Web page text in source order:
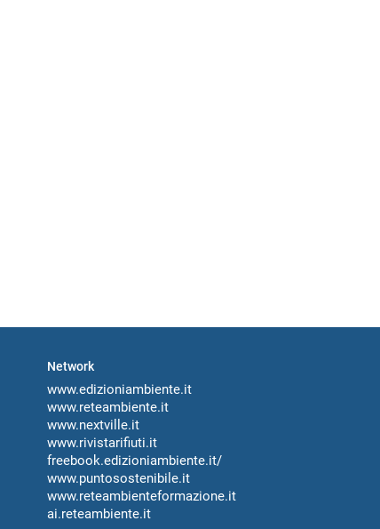
Network
www.edizioniambiente.it
www.reteambiente.it
www.nextville.it
www.rivistarifiuti.it
freebook.edizioniambiente.it/
www.puntosostenibile.it
www.reteambienteformazione.it
ai.reteambiente.it